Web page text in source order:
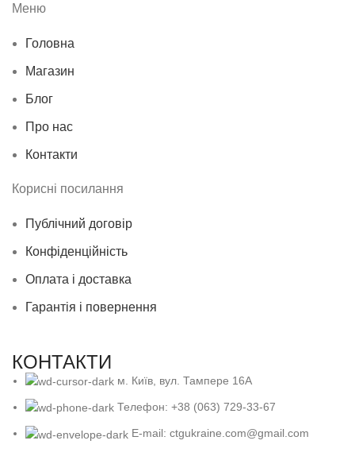
Меню
Головна
Магазин
Блог
Про нас
Контакти
Корисні посилання
Публічний договір
Конфіденційність
Оплата і доставка
Гарантія і повернення
КОНТАКТИ
м. Київ, вул. Тампере 16А
Телефон: +38 (063) 729-33-67
E-mail: ctgukraine.com@gmail.com